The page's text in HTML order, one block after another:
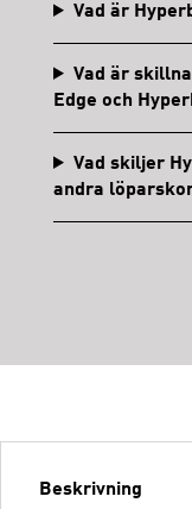
Vad är
Vad är
Edge och
Vad skiljer
andra
Beskrivning